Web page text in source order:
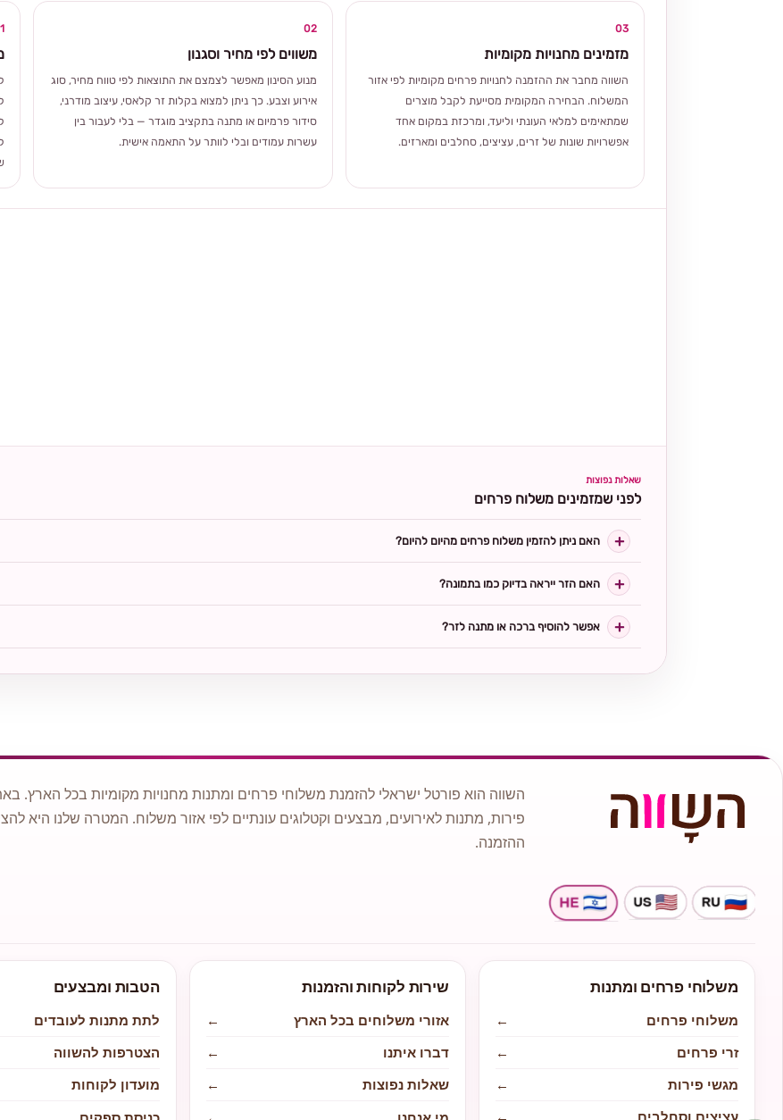
02
משווים לפי מחיר וסגנון
מנוע הסינון מאפשר לצמצם את התוצאות לפי טווח מחיר, סוג
אירוע וצבע. כך ניתן למצוא בקלות זר קלאסי, עיצוב מודרני,
סידור פרמיום או מתנה בתקציב מוגדר — בלי לעבור בין
עשרות עמודים ובלי לוותר על התאמה אישית.
03
מזמינים מחנויות מקומיות
השווה מחבר את ההזמנה לחנויות פרחים מקומיות לפי אזור
המשלוח. הבחירה המקומית מסייעת לקבל מוצרים
שמתאימים למלאי העונתי וליעד, ומרכזת במקום אחד
אפשרויות שונות של זרים, עציצים, סחלבים ומארזים.
שאלות נפוצות
לפני שמזמינים משלוח פרחים
האם ניתן להזמין משלוח פרחים מהיום להיום?
האם הזר ייראה בדיוק כמו בתמונה?
אפשר להוסיף ברכה או מתנה לזר?
השווה הוא פורטל ישראלי להזמנת משלוחי פרחים ומתנות מחנויות מקומיות בכל הארץ.
פירות, מתנות לאירועים, מבצעים וקטלוגים עונתיים לפי אזור משלוח. המטרה שלנו היא
ההזמנה.
משלוחי פרחים ומתנות
משלוחי פרחים
←
זרי פרחים
←
מגשי פירות
←
שירות לקוחות והזמנות
אזורי משלוחים בכל הארץ
←
דברו איתנו
←
שאלות נפוצות
←
הטבות ומבצעים
לתת מתנות לעובדים
הצטרפות להשווה
מועדון לקוחות